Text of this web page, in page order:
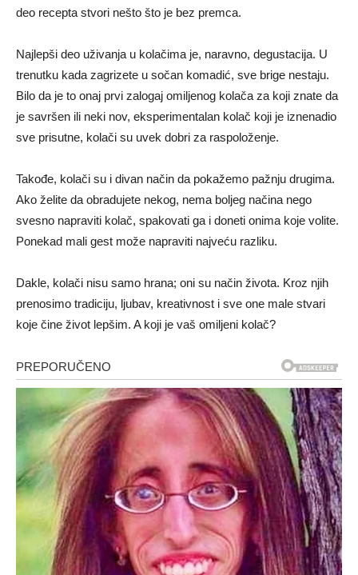
deo recepta stvori nešto što je bez premca.
Najlepši deo uživanja u kolačima je, naravno, degustacija. U
trenutku kada zagrizete u sočan komadić, sve brige nestaju.
Bilo da je to onaj prvi zalogaj omiljenog kolača za koji znate da
je savršen ili neki nov, eksperimentalan kolač koji je iznenadio
sve prisutne, kolači su uvek dobri za raspoloženje.
Takođe, kolači su i divan način da pokažemo pažnju drugima.
Ako želite da obradujete nekog, nema boljeg načina nego
svesno napraviti kolač, spakovati ga i doneti onima koje volite.
Ponekad mali gest može napraviti najveću razliku.
Dakle, kolači nisu samo hrana; oni su način života. Kroz njih
prenosimo tradiciju, ljubav, kreativnost i sve one male stvari
koje čine život lepšim. A koji je vaš omiljeni kolač?